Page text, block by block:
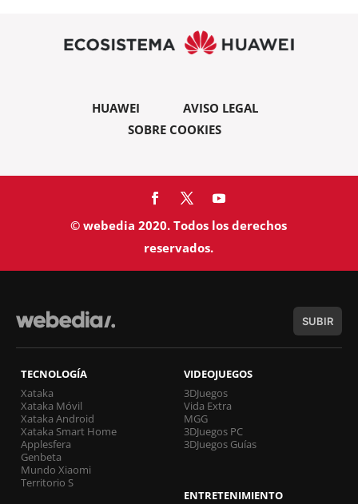
HUAWEI
AVISO LEGAL
SOBRE COOKIES
© webedia 2020. Todos los derechos
reservados.
SUBIR
TECNOLOGÍA
Xataka
Xataka Móvil
Xataka Android
Xataka Smart Home
Applesfera
Genbeta
Mundo Xiaomi
Territorio S
VIDEOJUEGOS
3DJuegos
Vida Extra
MGG
3DJuegos PC
3DJuegos Guías
ENTRETENIMIENTO